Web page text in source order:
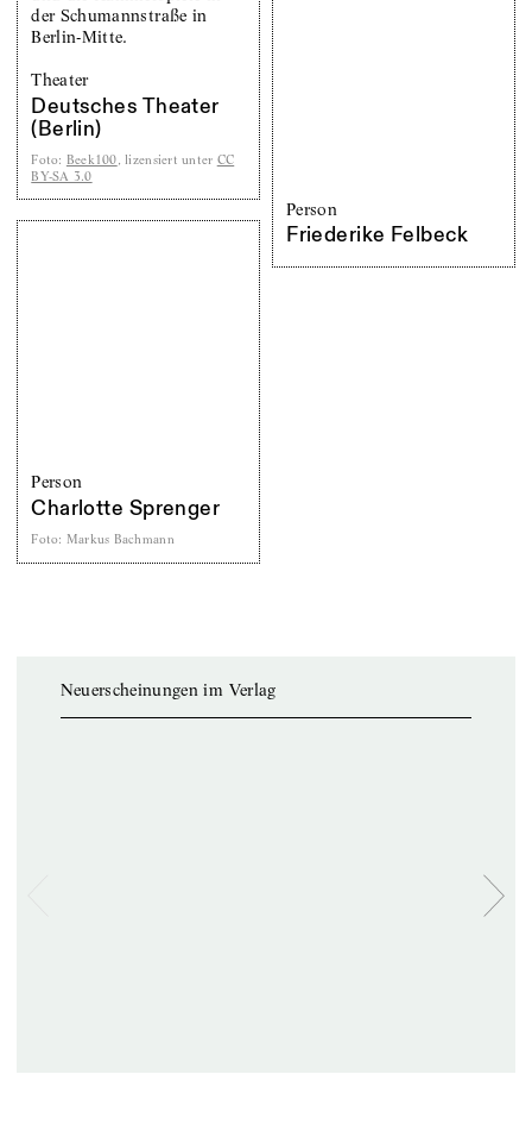
Theater
Deutsches Theater
(Berlin)
Foto: Beek100, lizensiert unter CC
BY-SA 3.0
Person
Friederike Felbeck
Person
Charlotte Sprenger
Foto: Markus Bachmann
Neuerscheinungen im Verlag